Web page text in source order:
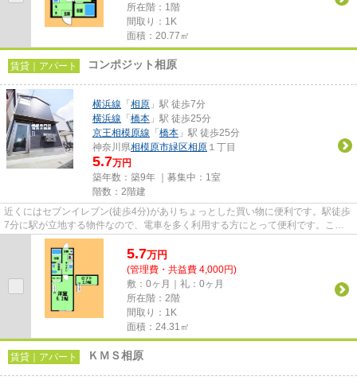
所在階：1階
間取り：1K
面積：20.77㎡
賃貸｜アパート コンポジット相原
横浜線 「 相原 」駅 徒歩7分
横浜線 「 橋本 」駅 徒歩25分
京王相模原線 「 橋本 」駅 徒歩25分
神奈川県相模原市緑区相原 １丁目
5.7万円
築年数：築9年 ｜募集中： 1室
階数：2階建
近くにはセブンイレブン(徒歩4分)がありちょっとした買い物に便利です。駅徒歩
7分に駅が立地する物件なので、電車を多く利用する方にとって便利です。こち
らの物件はアパートです。築9...
5.7万円
(管理費・共益費 4,000円)
敷：0ヶ月｜礼：0ヶ月
所在階：2階
間取り：1K
面積：24.31㎡
賃貸｜アパート ＫＭＳ相原